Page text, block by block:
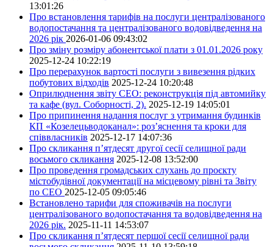
13:01:26
Про встановлення тарифів на послуги централізованого
водопостачання та централізованого водовідведення на
2026 рік 2026-01-06 09:43:02
Про зміну розміру абонентської плати з 01.01.2026 року
2025-12-24 10:22:19
Про перерахунок вартості послуги з вивезення рідких
побутових відходів 2025-12-24 10:20:48
Оприлюднення звіту СЕО: реконструкція під автомийку
та кафе (вул. Соборності, 2). 2025-12-19 14:05:01
Про припинення надання послуг з утримання будинків
КП «Козелецьводоканал»: роз’яснення та кроки для
співвласників 2025-12-17 14:07:36
Про скликання п’ятдесят другої сесії селищної ради
восьмого скликання 2025-12-08 13:52:00
Про проведення громадських слухань до проєкту
містобудівної документації на місцевому рівні та Звіту
по СЕО 2025-12-05 09:05:46
Встановлено тарифи для споживачів на послуги
централізованого водопостачання та водовідведення на
2026 рік. 2025-11-11 14:53:07
Про скликання п’ятдесят першої сесії селищної ради